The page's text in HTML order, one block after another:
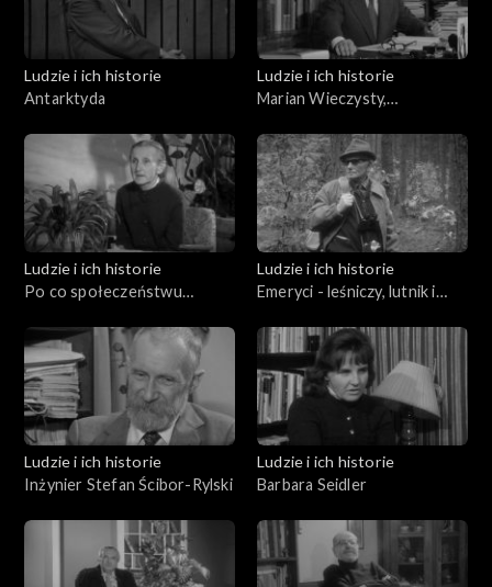
Ludzie i ich historie
Antarktyda
Ludzie i ich historie
Marian Wieczysty,
Andrzej Bolewski Orest
Lenczyk
Ludzie i ich historie
Po co społeczeństwu
Ludzie i ich historie
Emeryci - leśniczy, lutnik i
Ludzie i ich historie
Inżynier Stefan Ścibor-Rylski
Ludzie i ich historie
Barbara Seidler